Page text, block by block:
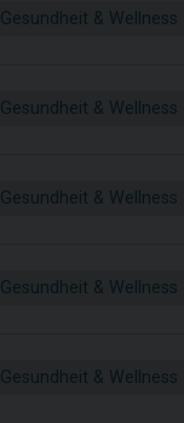
Gesundheit & Wellness
Gesundheit & Wellness
Gesundheit & Wellness
Gesundheit & Wellness
Gesundheit & Wellness